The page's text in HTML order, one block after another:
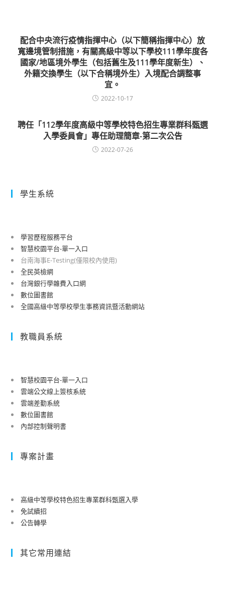
配合中央流行疫情指揮中心（以下簡稱指揮中心）放
寬邊境管制措施，有關高級中等以下學校111學年度各
國家/地區境外學生（包括舊生及111學年度新生）、
外籍交換學生（以下合稱境外生）入境配合調整事
宜。
2022-10-17
聘任「112學年度高級中等學校特色招生專業群科甄選
入學委員會」專任助理簡章-第二次公告
2022-07-26
學生系統
學習歷程服務平台
智慧校園平台-單一入口
台南海事E-Testing(僅限校內使用)
全民英檢網
台灣銀行學雜費入口網
數位圖書館
全國高級中等學校學生事務資訊暨活動網站
教職員系統
智慧校園平台-單一入口
雲端公文線上簽核系統
雲端差勤系統
數位圖書館
內部控制聲明書
專案計畫
高級中等學校特色招生專業群科甄選入學
免試續招
公告轉學
其它常用連結